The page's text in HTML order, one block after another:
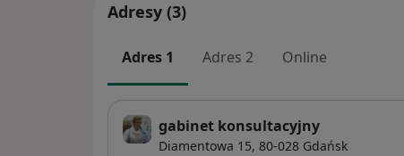
Adresy (3)
Adres 1 Adres 2 Online
gabinet konsultacyjny
Diamentowa 15, 80-028 Gdańsk